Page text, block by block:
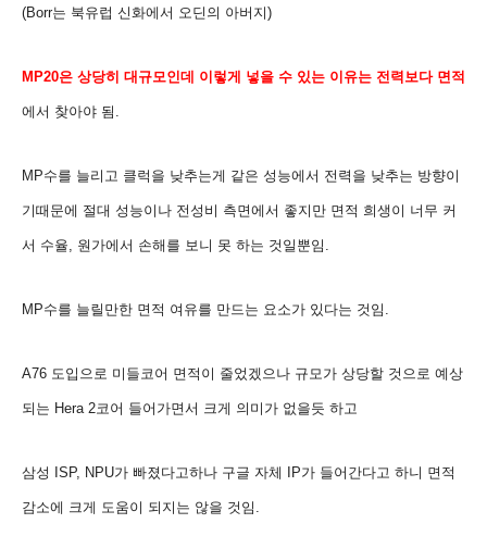
(Borr는 북유럽 신화에서 오딘의 아버지)
MP20은 상당히 대규모인데 이렇게 넣을 수 있는 이유는 전력보다 면적
에서 찾아야 됨.
MP수를 늘리고 클럭을 낮추는게 같은 성능에서 전력을 낮추는 방향이
기때문에 절대 성능이나 전성비 측면에서 좋지만 면적 희생이 너무 커
서 수율, 원가에서 손해를 보니 못 하는 것일뿐임.
MP수를 늘릴만한 면적 여유를 만드는 요소가 있다는 것임.
A76 도입으로 미들코어 면적이 줄었겠으나 규모가 상당할 것으로 예상
되는 Hera 2코어 들어가면서 크게 의미가 없을듯 하고
삼성 ISP, NPU가 빠졌다고하나 구글 자체 IP가 들어간다고 하니 면적
감소에 크게 도움이 되지는 않을 것임.